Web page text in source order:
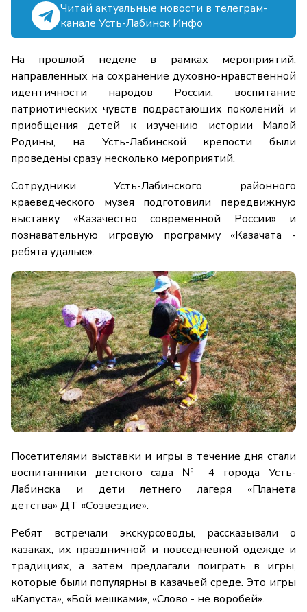
Читай актуальные новости в телеграм-
канале Усть-Лабинск Инфо
На прошлой неделе в рамках мероприятий,
направленных на сохранение духовно-нравственной
идентичности народов России, воспитание
патриотических чувств подрастающих поколений и
приобщения детей к изучению истории Малой
Родины, на Усть-Лабинской крепости были
проведены сразу несколько мероприятий.
Сотрудники Усть-Лабинского районного
краеведческого музея подготовили передвижную
выставку «Казачество современной России» и
познавательную игровую программу «Казачата -
ребята удалые».
Посетителями выставки и игры в течение дня стали
воспитанники детского сада № 4 города Усть-
Лабинска и дети летнего лагеря «Планета
детства» ДТ «Созвездие».
Ребят встречали экскурсоводы, рассказывали о
казаках, их праздничной и повседневной одежде и
традициях, а затем предлагали поиграть в игры,
которые были популярны в казачьей среде. Это игры
«Капуста», «Бой мешками», «Слово - не воробей».